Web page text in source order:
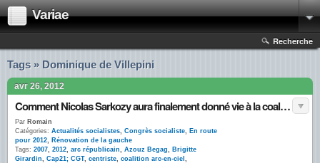
Variae
Recherche
Tags » Dominique de Villepini
avr 26, 2012
Comment Nicolas Sarkozy aura finalement donné vie à la coalition arc-en-ciel … contre lui
Par Romain
Catégories: Actualités socialistes, Congrès socialiste, En route
pour 2012, Rénovation de la gauche
Tags: 2007, 2012, arc républicain, Azouz Begag, Brigitte
Girardin, Cap21; CGT, centriste, coalition arc-en-ciel ,